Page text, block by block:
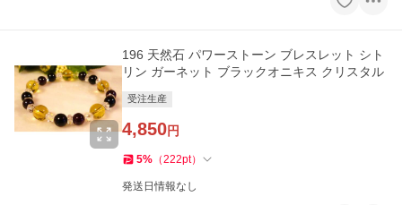
196 天然石 パワーストーン ブレスレット シト
リン ガーネット ブラックオニキス クリスタル
受注生産
4,850円
5% （222pt）
発送日情報なし